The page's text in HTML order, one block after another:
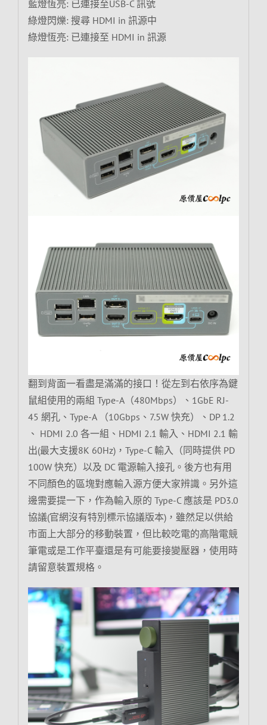
藍燈恆亮: 已連接至USB-C 訊號
綠燈閃爍: 搜尋 HDMI in 訊源中
綠燈恆亮: 已連接至 HDMI in 訊源
翻到背面一看盡是滿滿的接口！從左到右依序為鍵
鼠組使用的兩組 Type-A（480Mbps）、1GbE RJ-
45 網孔、Type-A （10Gbps、7.5W 快充）、DP 1.2
、 HDMI 2.0 各一組、HDMI 2.1 輸入、HDMI 2.1 輸
出(最大支援8K 60Hz)，Type-C 輸入（同時提供 PD
100W 快充）以及 DC 電源輸入接孔。後方也有用
不同顏色的區塊對應輸入源方便大家辨識。另外這
邊需要提一下，作為輸入原的 Type-C 應該是 PD3.0
協議(官網沒有特別標示協議版本)，雖然足以供給
市面上大部分的移動裝置，但比較吃電的高階電競
筆電或是工作平臺還是有可能要接變壓器，使用時
請留意裝置規格。